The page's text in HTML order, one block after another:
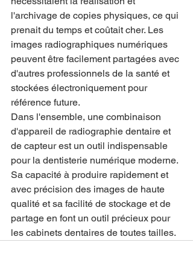
l'archivage de copies physiques, ce qui
prenait du temps et coûtait cher. Les
images radiographiques numériques
peuvent être facilement partagées avec
d'autres professionnels de la santé et
stockées électroniquement pour
référence future.
Dans l'ensemble, une combinaison
d'appareil de radiographie dentaire et
de capteur est un outil indispensable
pour la dentisterie numérique moderne.
Sa capacité à produire rapidement et
avec précision des images de haute
qualité et sa facilité de stockage et de
partage en font un outil précieux pour
les cabinets dentaires de toutes tailles.